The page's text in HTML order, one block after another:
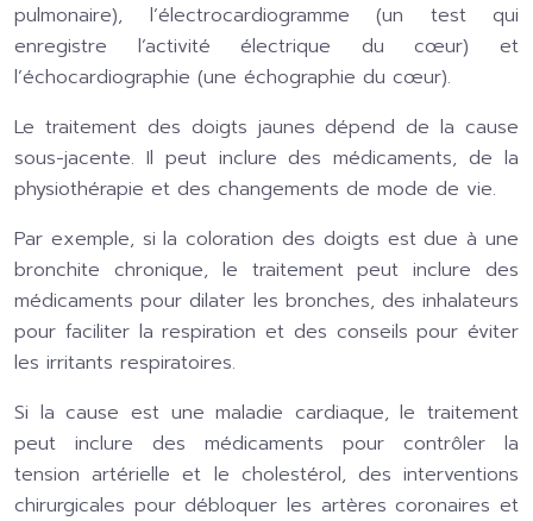
pulmonaire), l’électrocardiogramme (un test qui
enregistre l’activité électrique du cœur) et
l’échocardiographie (une échographie du cœur).
Le traitement des doigts jaunes dépend de la cause
sous-jacente. Il peut inclure des médicaments, de la
physiothérapie et des changements de mode de vie.
Par exemple, si la coloration des doigts est due à une
bronchite chronique, le traitement peut inclure des
médicaments pour dilater les bronches, des inhalateurs
pour faciliter la respiration et des conseils pour éviter
les irritants respiratoires.
Si la cause est une maladie cardiaque, le traitement
peut inclure des médicaments pour contrôler la
tension artérielle et le cholestérol, des interventions
chirurgicales pour débloquer les artères coronaires et